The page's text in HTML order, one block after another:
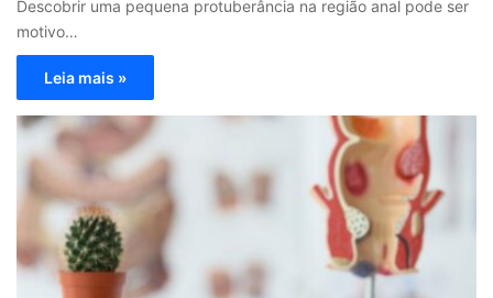
Descobrir uma pequena protuberância na região anal pode ser
motivo…
Leia mais »